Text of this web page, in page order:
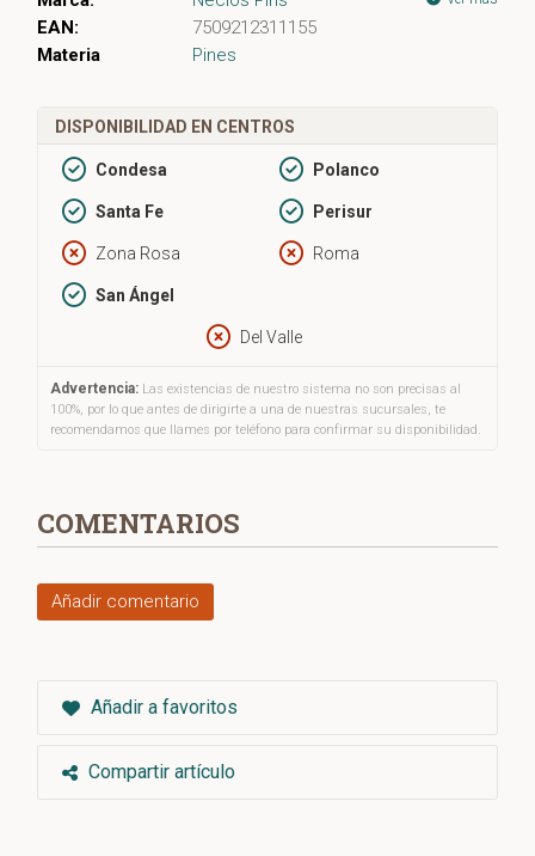
EAN:
7509212311155
Materia
Pines
DISPONIBILIDAD EN CENTROS
Condesa Polanco
Santa Fe Perisur
Zona Rosa Roma
San Ángel
Del Valle
Advertencia: Las existencias de nuestro sistema no son precisas al
100%, por lo que antes de dirigirte a una de nuestras sucursales, te
recomendamos que llames por teléfono para confirmar su disponibilidad.
COMENTARIOS
Añadir comentario
Añadir a favoritos
Compartir artículo